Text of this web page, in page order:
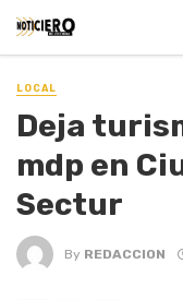
LOCAL
Deja
mdp en
Sectur
By REDACCION